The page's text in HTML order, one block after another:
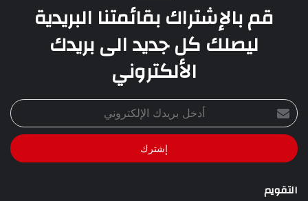
قم بالإشتراك بقائمتنا البريدية
ليصلك كل جديد الى بريدك
الألكتروني
أدخل
بريدك
الإلكتروني
التقويم